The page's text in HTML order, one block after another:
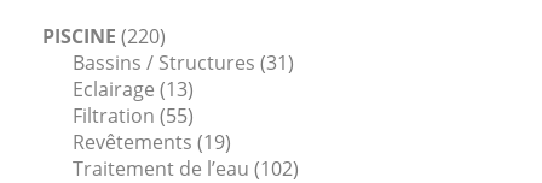
PISCINE (220)
Bassins / Structures (31)
Eclairage (13)
Filtration (55)
Revêtements (19)
Traitement de l’eau (102)